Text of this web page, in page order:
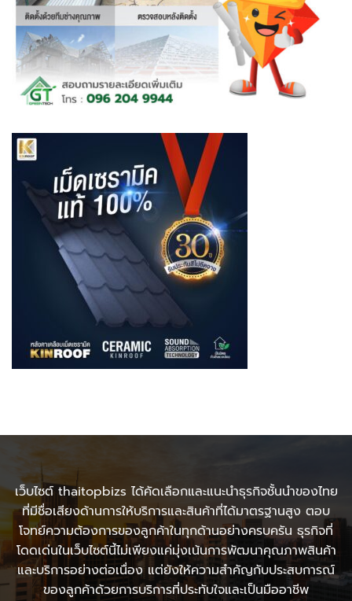
เว็บไซต์ thaitopbizs ได้คัดเลือกและแนะนำธุรกิจชั้นนำของไทย
ที่มีชื่อเสียงด้านการให้บริการและสินค้าที่ได้มาตรฐานสูง ตอบ
โจทย์ความต้องการของลูกค้าในทุกด้านอย่างครบครัน ธุรกิจที่
โดดเด่นในเว็บไซต์นี้ไม่เพียงแค่มุ่งเน้นการพัฒนาคุณภาพสินค้า
และบริการอย่างต่อเนื่อง แต่ยังให้ความสำคัญกับประสบการณ์
ของลูกค้าด้วยการบริการที่ประทับใจและเป็นมืออาชีพ